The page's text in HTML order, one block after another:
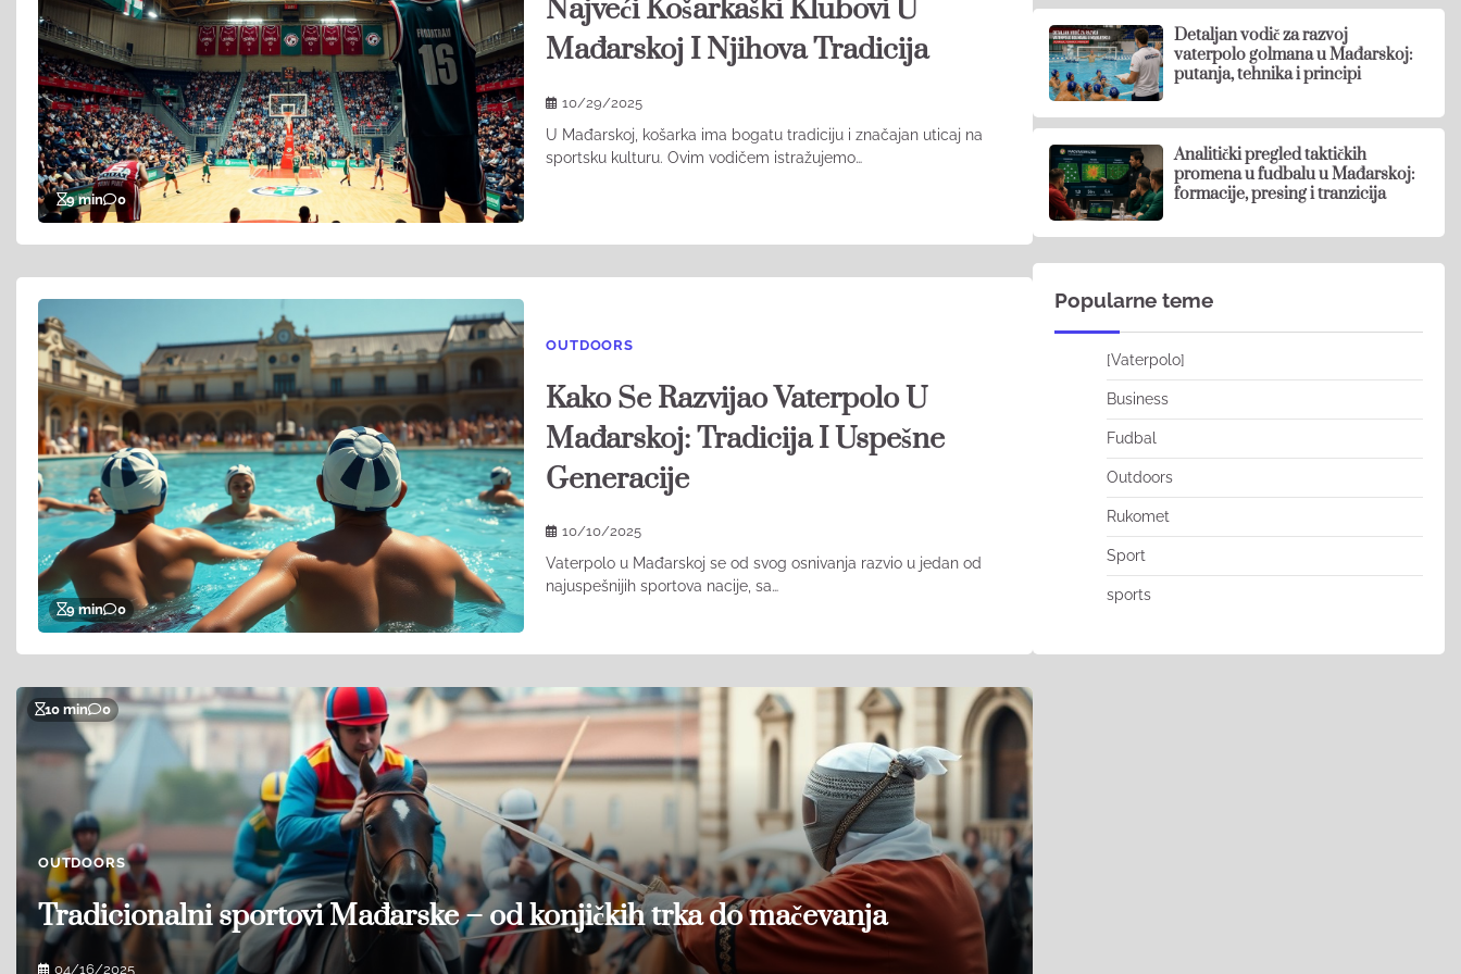
9 min 0
Najveći Košarkaški Klubovi U
Mađarskoj I Njihova Tradicija
10/29/2025
U Mađarskoj, košarka ima bogatu tradiciju i značajan uticaj na
sportsku kulturu. Ovim vodičem istražujemo…
9 min 0
OUTDOORS
Kako Se Razvijao Vaterpolo U
Mađarskoj: Tradicija I Uspešne
Generacije
10/10/2025
Vaterpolo u Mađarskoj se od svog osnivanja razvio u jedan od
najuspešnijih sportova nacije, sa…
10 min 0
OUTDOORS
Tradicionalni sportovi Mađarske – od konjičkih trka do mačevanja
04/16/2025
Detaljan vodič za razvoj
vaterpolo golmana u Mađarskoj:
putanja, tehnika i principi
Analitički pregled taktičkih
promena u fudbalu u Mađarskoj:
formacije, presing i tranzicija
Popularne teme
[Vaterpolo]
Business
Fudbal
Outdoors
Rukomet
Sport
sports